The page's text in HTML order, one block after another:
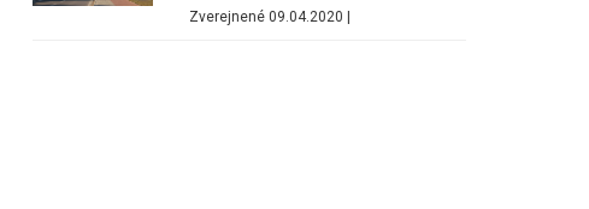
Zverejnené 09.04.2020 |